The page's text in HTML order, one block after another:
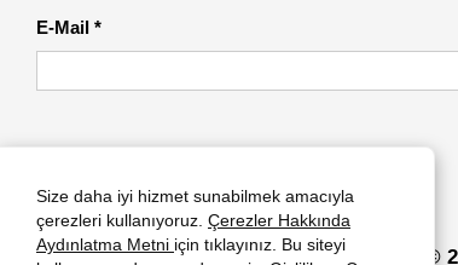
Size daha iyi hizmet sunabilmek amacıyla
çerezleri kullanıyoruz. Çerezler Hakkında
Aydınlatma Metni için tıklayınız. Bu siteyi
E-Mail *
Copyright ©